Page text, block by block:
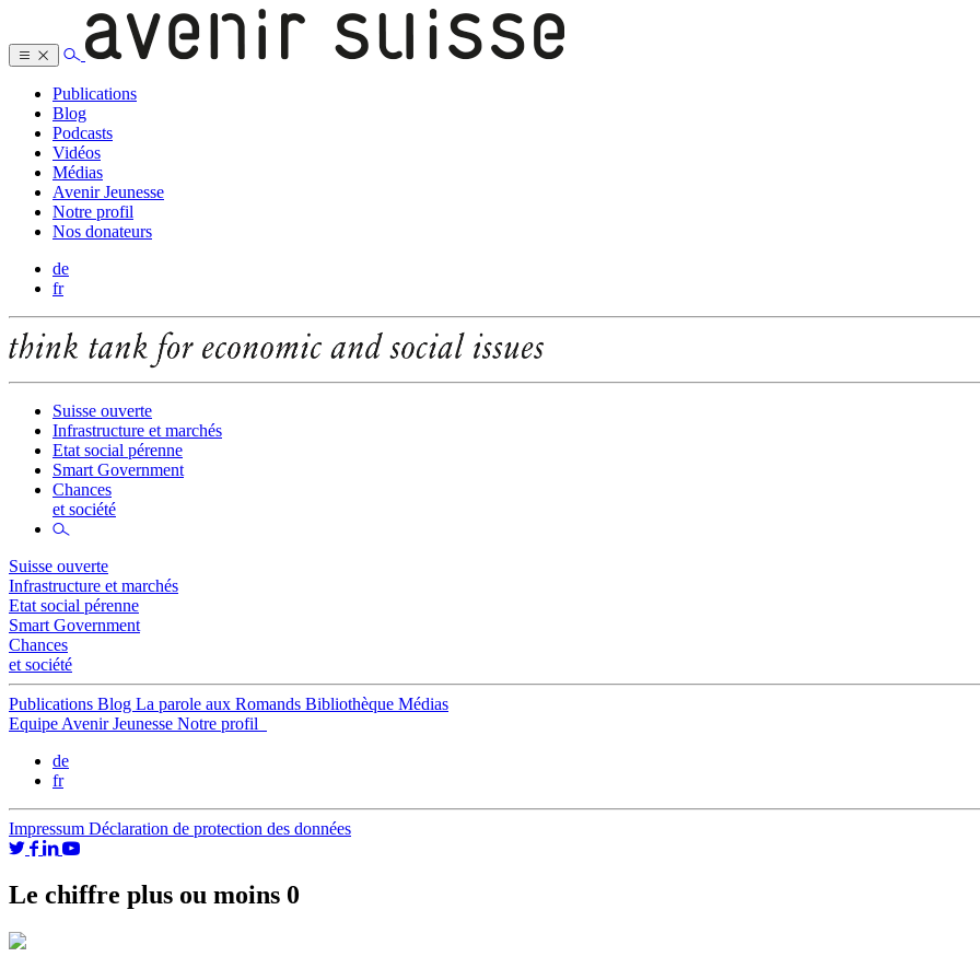
Publications
Blog
Podcasts
Vidéos
Médias
Avenir Jeunesse
Notre profil
Nos donateurs
de
fr
Suisse ouverte
Infrastructure et marchés
Etat social pérenne
Smart Government
Chances
et société
Suisse ouverte
Infrastructure et marchés
Etat social pérenne
Smart Government
Chances
et société
Publications Blog La parole aux Romands Bibliothèque Médias
Equipe Avenir Jeunesse Notre profil
de
fr
Impressum Déclaration de protection des données
Le chiffre plus ou moins 0